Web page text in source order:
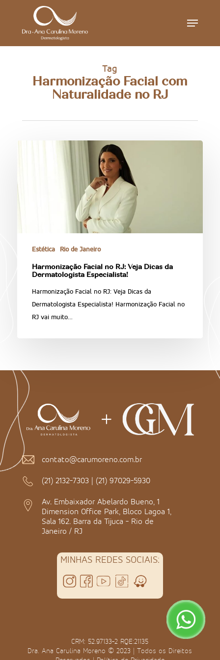
Menu
Tag
Harmonização Facial com
Naturalidade no RJ
Estética Rio de Janeiro
Harmonização Facial no RJ: Veja Dicas da
Dermatologista Especialista!
Harmonização Facial no RJ: Veja Dicas da
Dermatologista Especialista! Harmonização Facial no
RJ vai muito…
contato@carumoreno.com.br
(21) 2132-7303 | (21) 97029-5930
Av. Embaixador Abelardo Bueno, 1
Dimension Office Park, Bloco Lagoa 1,
Sala 162. Barra da Tijuca - Rio de
Janeiro / RJ
MINHAS REDES SOCIAIS:
CRM: 52.97133-2 RQE:21135
Dra. Ana Carulina Moreno © 2023 | Todos os Direitos